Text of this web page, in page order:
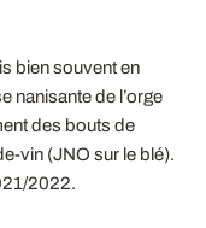
bien souvent en
nanisante de l’orge
des bouts de
vin (JNO sur le blé).
2022.